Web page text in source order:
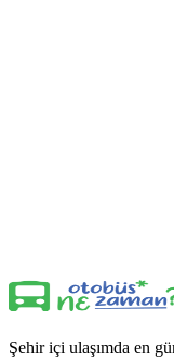
Şehir içi ulaşımda en